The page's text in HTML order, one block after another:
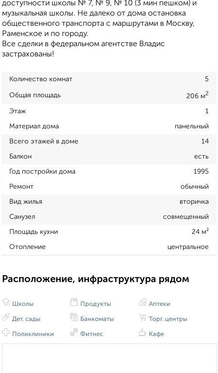
доступности школы № 7, № 9, № 10 (3 мин пешком) и
музыкальная школы. Не далеко от дома остановка
общественного транспорта с маршрутами в Москву,
Раменское и по городу.
Все сделки в федеральном агентстве Владис
застрахованы!
Количество комнат 5
Общая площадь 206 м2
Этаж 1
Материал дома панельный
Всего этажей в доме 14
Балкон есть
Год постройки дома 1995
Ремонт обычный
Вид жилья вторичка
Санузел совмещенный
Площадь кухни 24 м²
Отопление центральное
Расположение, инфраструктура рядом
Школы
Дет. сады
Поликлиники
Продукты
Банкоматы
Фитнес
Аптеки
Торг. центры
Кафе